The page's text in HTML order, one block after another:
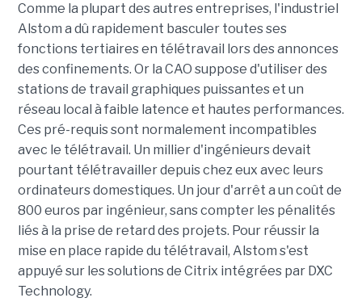
Comme la plupart des autres entreprises, l'industriel
Alstom a dû rapidement basculer toutes ses
fonctions tertiaires en télétravail lors des annonces
des confinements. Or la CAO suppose d'utiliser des
stations de travail graphiques puissantes et un
réseau local à faible latence et hautes performances.
Ces pré-requis sont normalement incompatibles
avec le télétravail. Un millier d'ingénieurs devait
pourtant télétravailler depuis chez eux avec leurs
ordinateurs domestiques. Un jour d'arrêt a un coût de
800 euros par ingénieur, sans compter les pénalités
liés à la prise de retard des projets. Pour réussir la
mise en place rapide du télétravail, Alstom s'est
appuyé sur les solutions de Citrix intégrées par DXC
Technology.